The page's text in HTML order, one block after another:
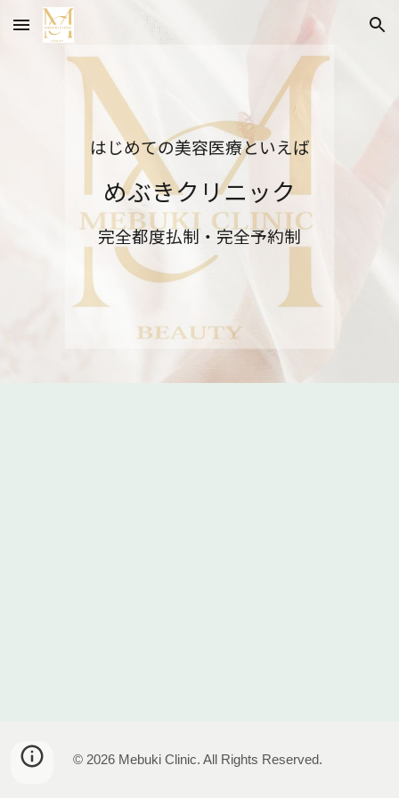
Skip to main content Skip to navigation
はじめての美容医療といえば
めぶきクリニック
完全都度払制・完全予約制
© 2026 Mebuki Clinic. All Rights Reserved.